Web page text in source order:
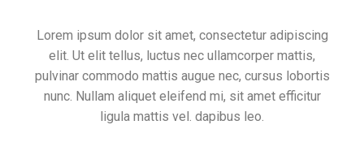
Lorem ipsum dolor sit amet, consectetur adipiscing
elit. Ut elit tellus, luctus nec ullamcorper mattis,
pulvinar commodo mattis augue nec, cursus lobortis
nunc. Nullam aliquet eleifend mi, sit amet efficitur
ligula mattis vel. dapibus leo.